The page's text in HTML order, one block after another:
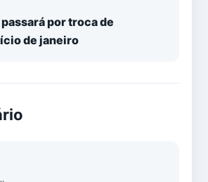
por troca de
de janeiro